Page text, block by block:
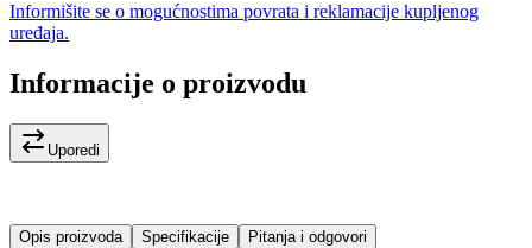
Informišite se o mogućnostima povrata i reklamacije kupljenog
uređaja.
Informacije o proizvodu
Uporedi
Opis proizvoda Specifikacije Pitanja i odgovori